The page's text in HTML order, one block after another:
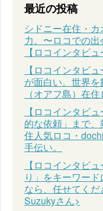
最近の投稿
シドニー在住・
力。〜ロコでの
【ロコインタビュ
【ロコインタビ
が面白い。世界
（オアフ島）在
【ロコインタビ
的な依頼」まで
住人気ロコ・
手伝い。
【ロコインタビ
り」をキーワー
なら、任せてく
Suzukyさん>